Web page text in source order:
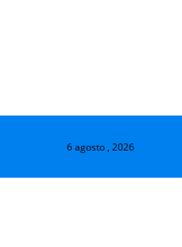
6 agosto , 2026